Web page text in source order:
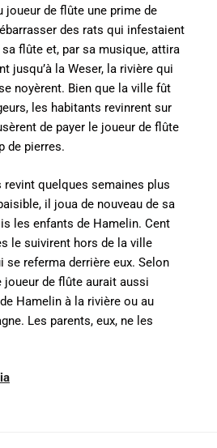
joueur de flûte une prime de
des rats qui infestaient
sa flûte et, par sa musique, attira
jusqu’à la Weser, la rivière qui
noyèrent. Bien que la ville fût
les habitants revinrent sur
de payer le joueur de flûte
de pierres.
quelques semaines plus
il joua de nouveau de sa
les enfants de Hamelin. Cent
le suivirent hors de la ville
se referma derrière eux. Selon
de flûte aurait aussi
Hamelin à la rivière ou au
Les parents, eux, ne les